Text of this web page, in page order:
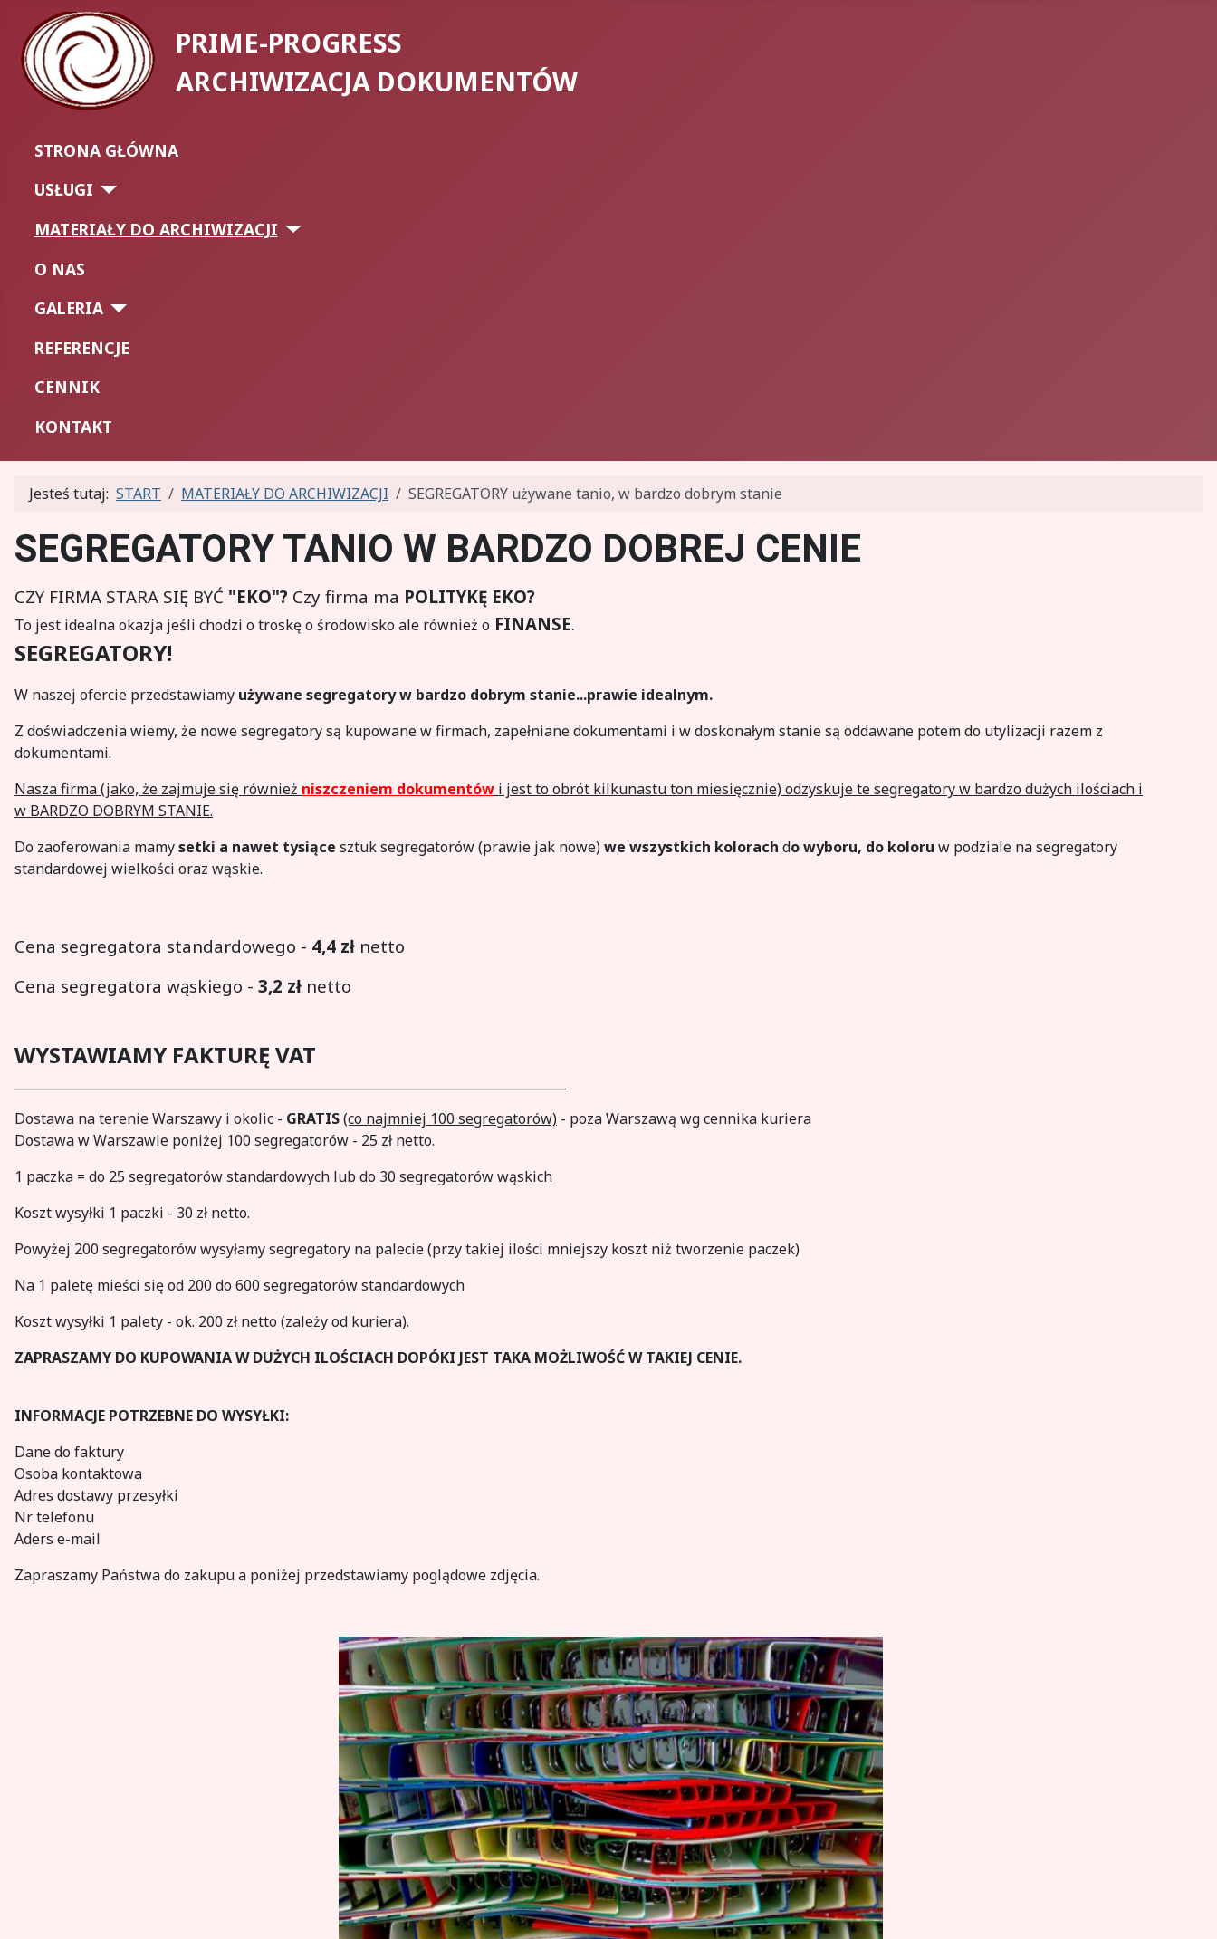
PRIME-PROGRESS
ARCHIWIZACJA DOKUMENTÓW
STRONA GŁÓWNA
USŁUGI
MATERIAŁY DO ARCHIWIZACJI
O NAS
GALERIA
REFERENCJE
CENNIK
KONTAKT
Jesteś tutaj: START MATERIAŁY DO ARCHIWIZACJI SEGREGATORY używane tanio, w bardzo dobrym stanie
SEGREGATORY TANIO W BARDZO DOBREJ CENIE
CZY FIRMA STARA SIĘ BYĆ "EKO"? Czy firma ma POLITYKĘ EKO?
To jest idealna okazja jeśli chodzi o troskę o środowisko ale również o FINANSE.
SEGREGATORY!
W naszej ofercie przedstawiamy używane segregatory w bardzo dobrym stanie...prawie idealnym.
Z doświadczenia wiemy, że nowe segregatory są kupowane w firmach, zapełniane dokumentami i w doskonałym stanie są oddawane potem do utylizacji razem z
dokumentami.
Nasza firma (jako, że zajmuje się również niszczeniem dokumentów i jest to obrót kilkunastu ton miesięcznie) odzyskuje te segregatory w bardzo dużych ilościach i
w BARDZO DOBRYM STANIE.
Do zaoferowania mamysetki a nawet tysiące sztuk segregatorów (prawie jak nowe)we wszystkich kolorach do wyboru, do koloru w podziale na segregatory
standardowej wielkości oraz wąskie.
Cena segregatora standardowego - 4,4 zł netto
Cena segregatora wąskiego - 3,2 zł netto
WYSTAWIAMY FAKTURĘ VAT
Dostawa na terenie Warszawy i okolic - GRATIS(co najmniej 100 segregatorów) - poza Warszawą wg cennika kuriera
Dostawa w Warszawie poniżej 100 segregatorów - 25 zł netto.
1 paczka = do 25 segregatorów standardowych lub do 30 segregatorów wąskich
Koszt wysyłki 1 paczki - 30 zł netto.
Powyżej 200 segregatorów wysyłamy segregatory na palecie (przy takiej ilości mniejszy koszt niż tworzenie paczek)
Na 1 paletę mieści się od 200 do 600 segregatorów standardowych
Koszt wysyłki 1 palety - ok. 200 zł netto (zależy od kuriera).
ZAPRASZAMY DO KUPOWANIA W DUŻYCH ILOŚCIACH DOPÓKI JEST TAKA MOŻLIWOŚĆ W TAKIEJ CENIE.
INFORMACJE POTRZEBNE DO WYSYŁKI:
Dane do faktury
Osoba kontaktowa
Adres dostawy przesyłki
Nr telefonu
Aders e-mail
Zapraszamy Państwa do zakupu a poniżej przedstawiamy poglądowe zdjęcia.